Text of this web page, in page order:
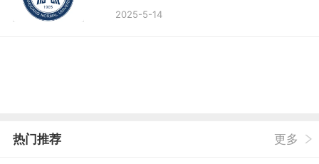
2025-5-14
热门推荐 更多